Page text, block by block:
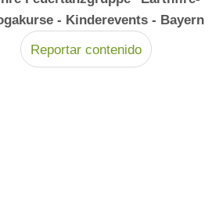
- Kinderevents - Bayern
Reportar contenido